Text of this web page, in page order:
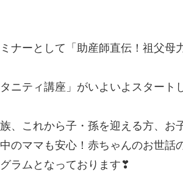
ナーとして「助産師直伝！祖父母
ニティ講座」がいよいよスタート
、これから子・孫を迎える方、お
のママも安心！赤ちゃんのお世話
ラムとなっております❣